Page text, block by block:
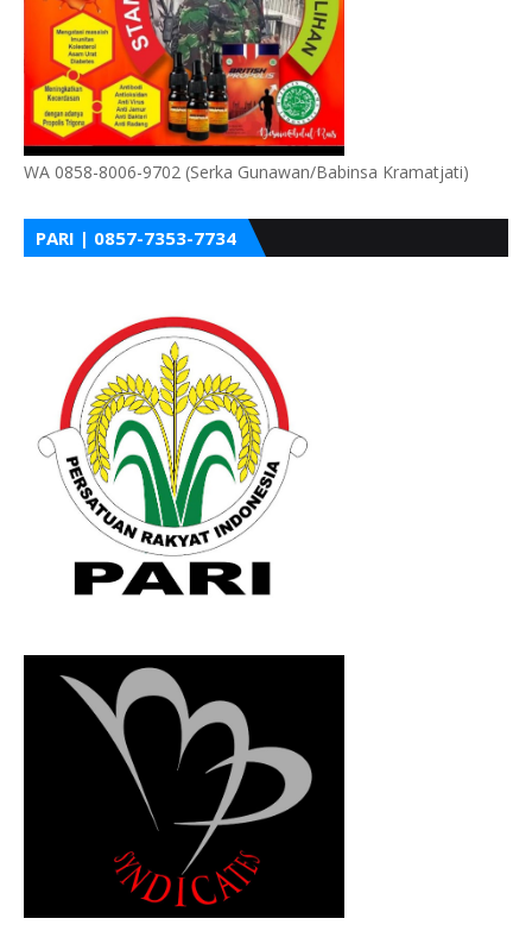
WA 0858-8006-9702 (Serka Gunawan/Babinsa Kramatjati)
PARI | 0857-7353-7734